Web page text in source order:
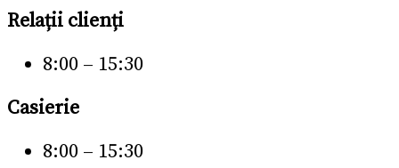
Relații clienți
8:00 – 15:30
Casierie
8:00 – 15:30